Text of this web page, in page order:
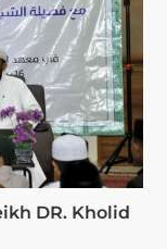
DR. Kholid